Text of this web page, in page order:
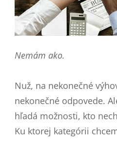
Nemám ako.
Nuž, na nekonečné
nekonečné odpovede.
hľadá možnosti, kto
Ku ktorej kategórii